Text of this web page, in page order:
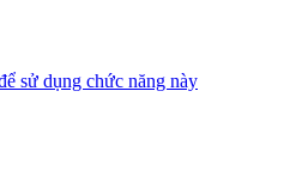
sử dụng chức năng này